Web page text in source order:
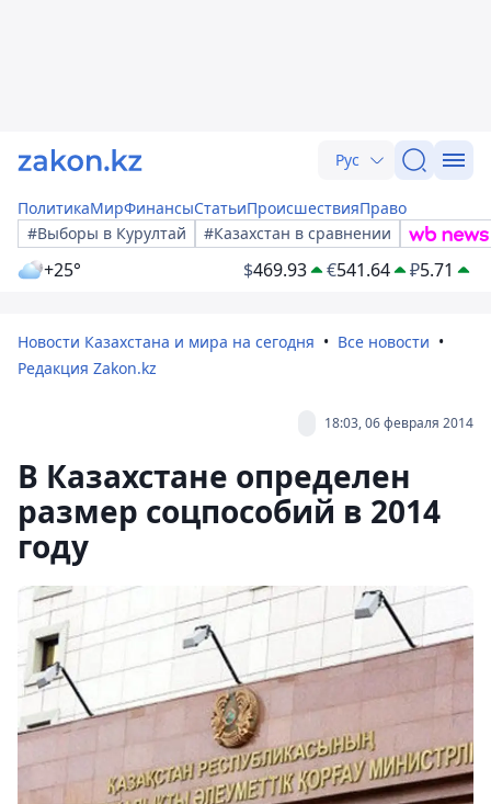
Рус
ПолитикаМирФинансыСтатьиПроисшествияПраво
#Выборы в Курултай
#Казахстан в сравнении
+25° $469.93 €541.64 ₽5.71
Новости Казахстана и мира на сегодня
Все новости
Редакция Zakon.kz
18:03, 06 февраля 2014
В Казахстане определен
размер соцпособий в 2014
году